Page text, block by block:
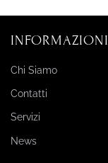
INFORMAZIONI
Chi Siamo
Contatti
Servizi
News